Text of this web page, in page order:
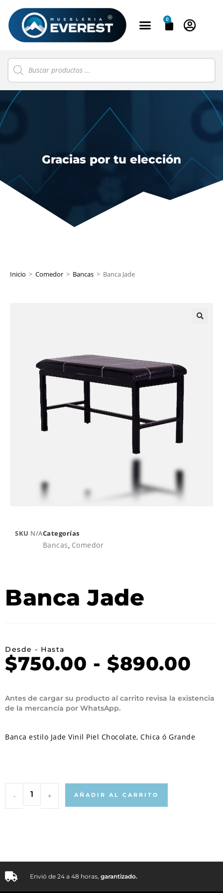
0
Gracias por tu elección
Inicio > Comedor > Bancas > Banca Jade
SKU N/ACategorías
Bancas, Comedor
Banca Jade
Desde - Hasta
$750.00 - $890.00
Antes de cargar su producto al carrito revisa la existencia
de la mercancía por WhatsApp.
Banca estilo Jade Vinil Piel Chocolate, Chica ó Grande
- + AÑADIR AL CARRITO
Envió de 24 a 48 horas, garantizado.